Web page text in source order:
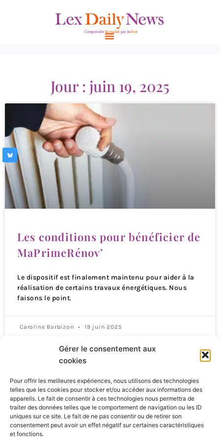
Gérer le consentement aux
cookies
Pour offrir les meilleures expériences, nous utilisons des technologies
telles que les cookies pour stocker et/ou accéder aux informations des
appareils. Le fait de consentir à ces technologies nous permettra de
traiter des données telles que le comportement de navigation ou les ID
uniques sur ce site. Le fait de ne pas consentir ou de retirer son
consentement peut avoir un effet négatif sur certaines caractéristiques
et fonctions.
Jour : juin 19, 2025
Les conditions pour bénéficier de
MaPrimeRénov’
Le dispositif est finalement maintenu pour aider à la
réalisation de certains travaux énergétiques. Nous
faisons le point.
Caroline Barbizon 19 juin 2025
Qui sommes-nous ?
S’abonner
Mentions Légales
Nous contacter